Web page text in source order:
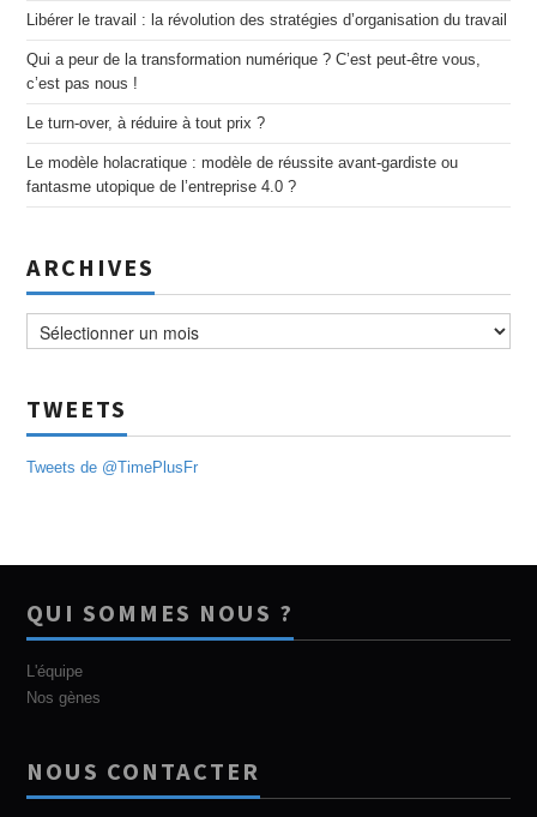
Libérer le travail : la révolution des stratégies d’organisation du travail
Qui a peur de la transformation numérique ? C’est peut-être vous,
c’est pas nous !
Le turn-over, à réduire à tout prix ?
Le modèle holacratique : modèle de réussite avant-gardiste ou
fantasme utopique de l’entreprise 4.0 ?
ARCHIVES
TWEETS
Tweets de @TimePlusFr
QUI SOMMES NOUS ?
L'équipe
Nos gènes
NOUS CONTACTER